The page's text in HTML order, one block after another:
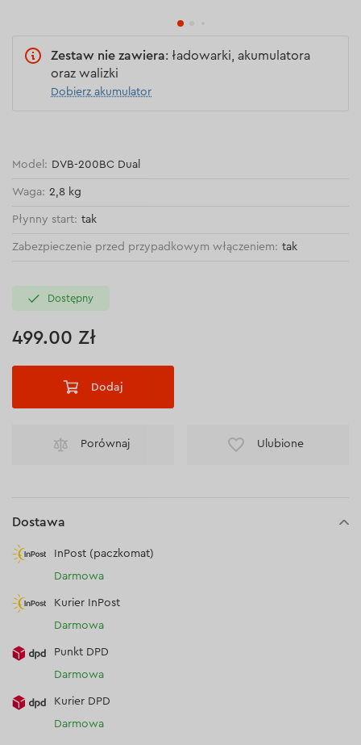
Zestaw nie zawiera: ładowarki, akumulatora
oraz walizki
Dobierz akumulator
Model: DVB-200BC Dual
Waga: 2,8 kg
Płynny start: tak
Zabezpieczenie przed przypadkowym włączeniem: tak
Dostępny
499.00 Zł
Dodaj
Porównaj Ulubione
Dostawa
InPost (paczkomat)
Darmowa
Kurier InPost
Darmowa
Punkt DPD
Darmowa
Kurier DPD
Darmowa